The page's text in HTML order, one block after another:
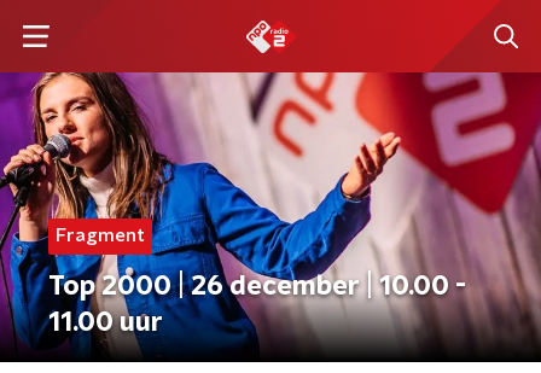
Fragment
Top 2000 | 26 december | 10.00 -
11.00 uur